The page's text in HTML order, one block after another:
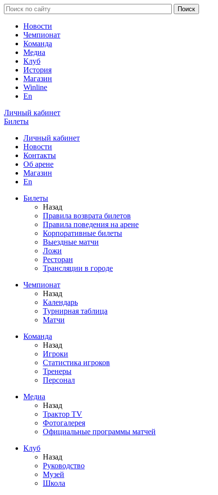
Новости
Чемпионат
Команда
Медиа
Клуб
История
Магазин
Winline
En
Личный кабинет
Билеты
Личный кабинет
Новости
Контакты
Об арене
Магазин
En
Билеты
Назад
Правила возврата билетов
Правила поведения на арене
Корпоративные билеты
Выездные матчи
Ложи
Ресторан
Трансляции в городе
Чемпионат
Назад
Календарь
Турнирная таблица
Матчи
Команда
Назад
Игроки
Статистика игроков
Тренеры
Персонал
Медиа
Назад
Трактор TV
Фотогалерея
Официальные программы матчей
Клуб
Назад
Руководство
Музей
Школа